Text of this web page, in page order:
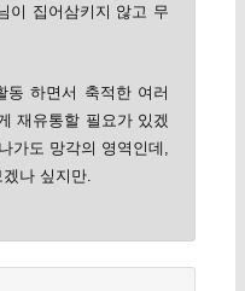
이 집어삼키지 않고 무
하면서 축적한 여러
재유통할 필요가 있겠
가도 망각의 영역인데,
나 싶지만.